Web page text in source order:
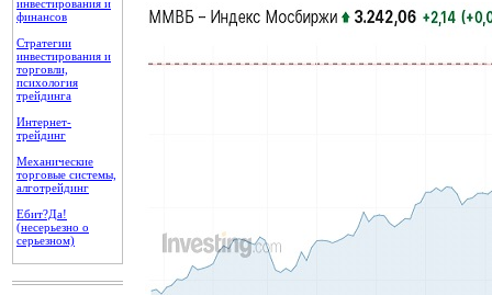
инвестирования и
финансов
Стратегии
инвестирования и
торговли,
психология
трейдинга
Интернет-
трейдинг
Механические
торговые системы,
алготрейдинг
Ебит?Да!
(несерьезно о
серьезном)